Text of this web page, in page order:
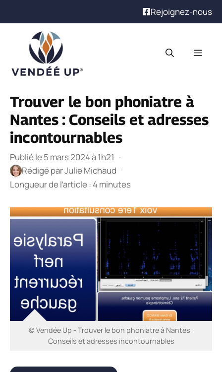
Rejoignez-nous
contenu
Trouver le bon phoniatre à
Nantes : Conseils et adresses
incontournables
Publié le 5 mars 2024 à 1h21 ·
Rédigé parJulie Michaud ·
Longueur de l’article : 4 minutes
© Vendée Up - Trouver le bon phoniatre à Nantes :
Conseils et adresses incontournables